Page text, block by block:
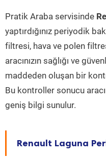
Pratik Araba servisinde
yaptırdığınız periyodik
filtresi, hava ve polen
aracınızın sağlığı ve
maddeden oluşan bir
Bu kontroller sonucu
geniş bilgi sunulur.
Renault Laguna